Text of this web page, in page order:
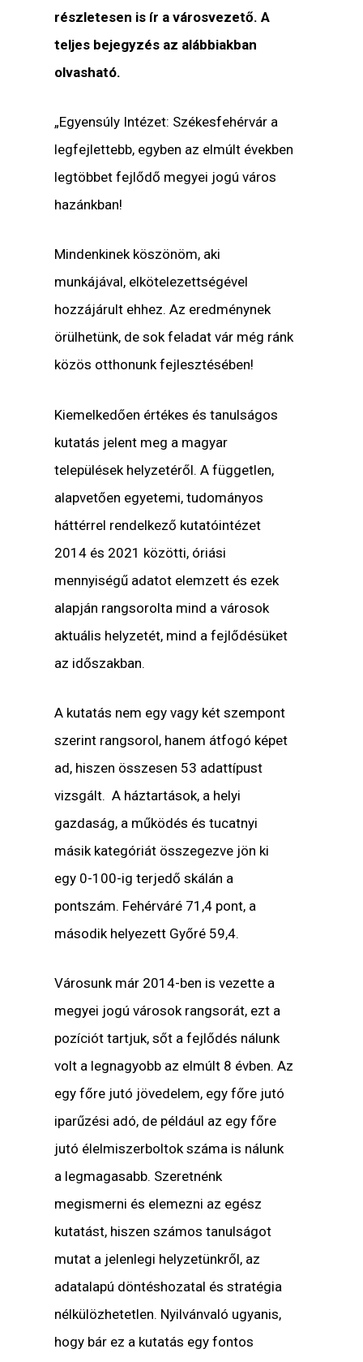
részletesen is ír a városvezető. A
teljes bejegyzés az alábbiakban
olvasható.
„Egyensúly Intézet: Székesfehérvár a
legfejlettebb, egyben az elmúlt években
legtöbbet fejlődő megyei jogú város
hazánkban!
Mindenkinek köszönöm, aki
munkájával, elkötelezettségével
hozzájárult ehhez. Az eredménynek
örülhetünk, de sok feladat vár még ránk
közös otthonunk fejlesztésében!
Kiemelkedően értékes és tanulságos
kutatás jelent meg a magyar
települések helyzetéről. A független,
alapvetően egyetemi, tudományos
háttérrel rendelkező kutatóintézet
2014 és 2021 közötti, óriási
mennyiségű adatot elemzett és ezek
alapján rangsorolta mind a városok
aktuális helyzetét, mind a fejlődésüket
az időszakban.
A kutatás nem egy vagy két szempont
szerint rangsorol, hanem átfogó képet
ad, hiszen összesen 53 adattípust
vizsgált. A háztartások, a helyi
gazdaság, a működés és tucatnyi
másik kategóriát összegezve jön ki
egy 0-100-ig terjedő skálán a
pontszám. Fehérváré 71,4 pont, a
második helyezett Győré 59,4.
Városunk már 2014-ben is vezette a
megyei jogú városok rangsorát, ezt a
pozíciót tartjuk, sőt a fejlődés nálunk
volt a legnagyobb az elmúlt 8 évben. Az
egy főre jutó jövedelem, egy főre jutó
iparűzési adó, de például az egy főre
jutó élelmiszerboltok száma is nálunk
a legmagasabb. Szeretnénk
megismerni és elemezni az egész
kutatást, hiszen számos tanulságot
mutat a jelenlegi helyzetünkről, az
adatalapú döntéshozatal és stratégia
nélkülözhetetlen. Nyilvánvaló ugyanis,
hogy bár ez a kutatás egy fontos